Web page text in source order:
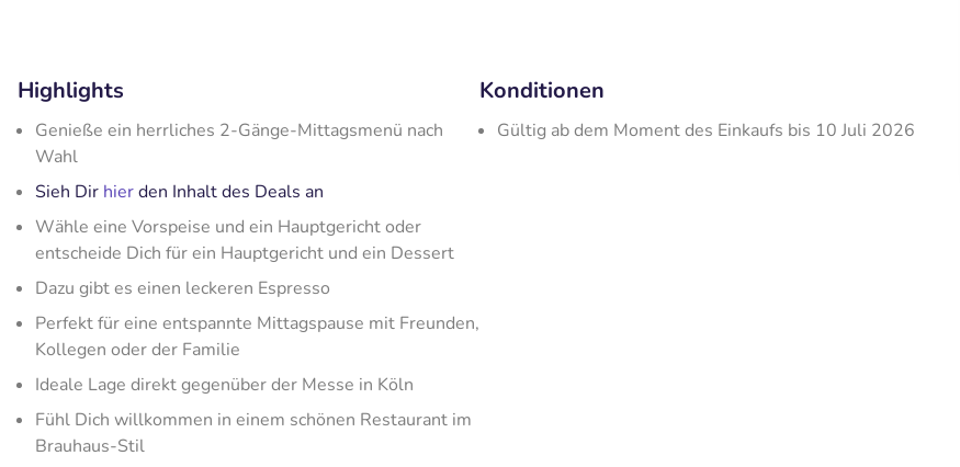
Highlights
Genieße ein herrliches 2-Gänge-Mittagsmenü nach
Wahl
Sieh Dir hierden Inhalt des Deals an
Wähle eine Vorspeise und ein Hauptgericht oder
entscheide Dich für ein Hauptgericht und ein Dessert
Dazu gibt es einen leckeren Espresso
Perfekt für eine entspannte Mittagspause mit Freunden,
Kollegen oder der Familie
Ideale Lage direkt gegenüber der Messe in Köln
Fühl Dich willkommen in einem schönen Restaurant im
Brauhaus-Stil
Konditionen
Gültig ab dem Moment des Einkaufs bis 10 Juli 2026